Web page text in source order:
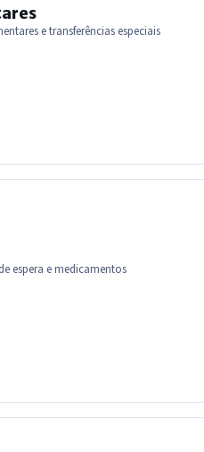
e transferências especiais
espera e medicamentos